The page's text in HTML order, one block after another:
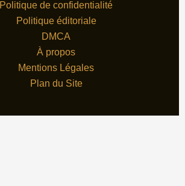
Politique de confidentialité
Politique éditoriale
DMCA
À propos
Mentions Légales
Plan du Site